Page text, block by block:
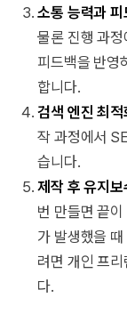
소통 능력과 피
물론 진행 과
피드백을 반영
합니다.
검색 엔진 최
작 과정에서
습니다.
제작 후 유지
번 만들면 끝
가 발생했을
려면 개인 프
다.